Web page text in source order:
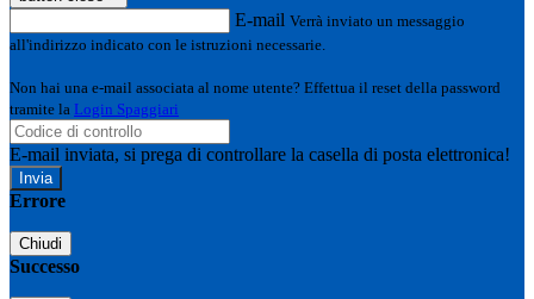
E-mail Verrà inviato un messaggio
all'indirizzo indicato con le istruzioni necessarie.
Non hai una e-mail associata al nome utente? Effettua il reset della password
tramite la Login Spaggiari
E-mail inviata, si prega di controllare la casella di posta elettronica!
Errore
Chiudi
Successo